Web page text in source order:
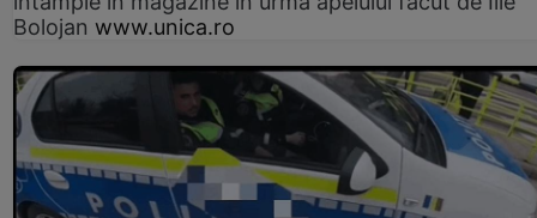
Bolojan www.unica.ro